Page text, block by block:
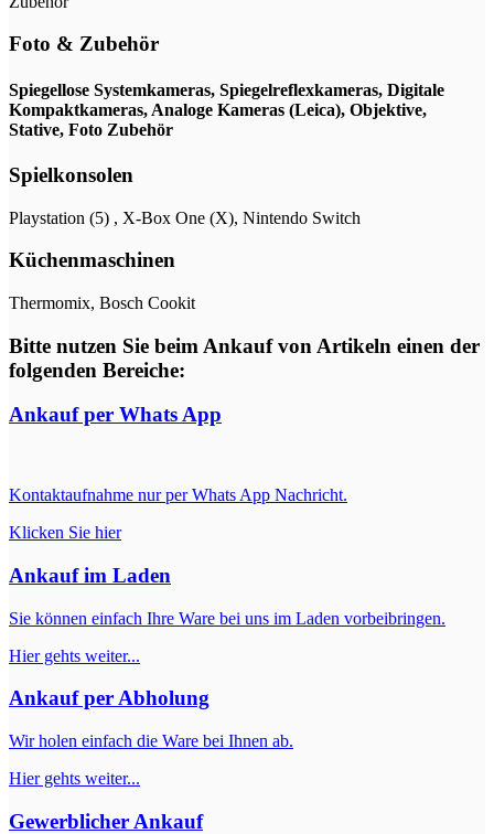
Foto & Zubehör
Spiegellose Systemkameras, Spiegelreflexkameras, Digitale
Kompaktkameras, Analoge Kameras (Leica), Objektive,
Stative, Foto Zubehör
Spielkonsolen
Playstation (5) , X-Box One (X), Nintendo Switch
Küchenmaschinen
Thermomix, Bosch Cookit
Bitte nutzen Sie beim Ankauf von Artikeln einen der
folgenden Bereiche:
Ankauf per Whats App
Kontaktaufnahme nur per Whats App Nachricht.
Klicken Sie hier
Ankauf im Laden
Sie können einfach Ihre Ware bei uns im Laden vorbeibringen.
Hier gehts weiter...
Ankauf per Abholung
Wir holen einfach die Ware bei Ihnen ab.
Hier gehts weiter...
Gewerblicher Ankauf